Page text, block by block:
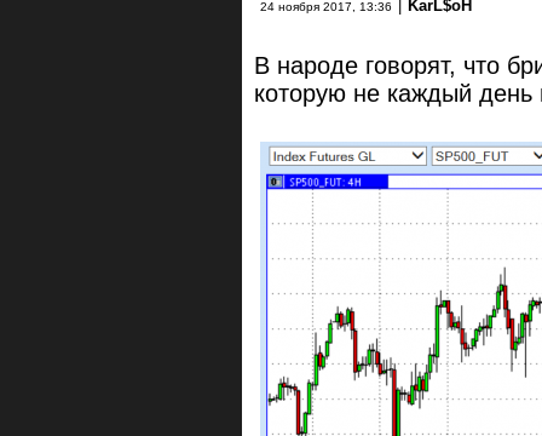
24 ноября 2017, 13:36 | KarL$oH
В народе говорят, что
которую не каждый день